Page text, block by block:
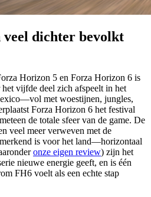
veel dichter bevolkt
Horizon 5 en Forza Horizon 6 is
vijfde deel zich afspeelt in het
met woestijnen, jungles,
Forza Horizon 6 het festival
de totale sfeer van de game. De
veel meer verweven met de
is voor het land—horizontaal
onze eigen review) zijn het
nieuwe energie geeft, en is één
FH6 voelt als een echte stap